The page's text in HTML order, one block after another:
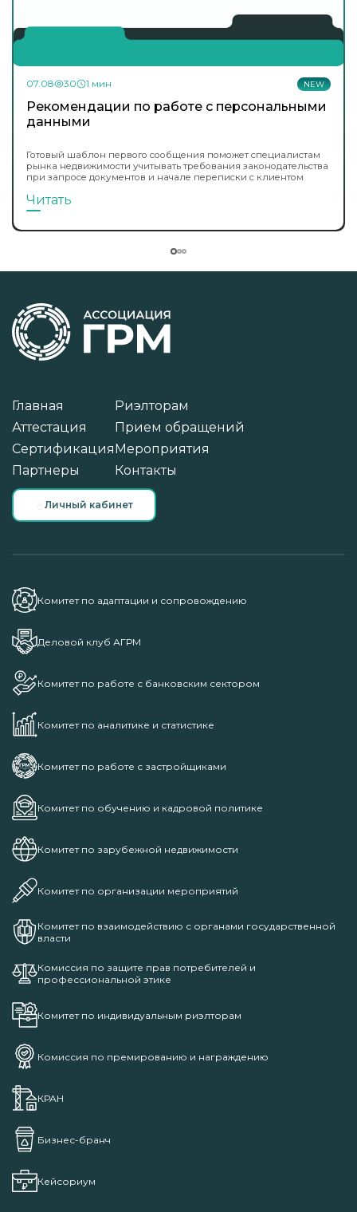
NEW
07.08 30 1 мин
Рекомендации по работе с персональными
данными
Готовый шаблон первого сообщения поможет специалистам
рынка недвижимости учитывать требования законодательства
при запросе документов и начале переписки с клиентом
Читать
Главная
Аттестация
Сертификация
Партнеры
Риэлторам
Прием обращений
Мероприятия
Контакты
Личный кабинет
Комитет по адаптации и сопровождению
Деловой клуб АГРМ
Комитет по работе с банковским сектором
Комитет по аналитике и статистике
Комитет по работе с застройщиками
Комитет по обучению и кадровой политике
Комитет по зарубежной недвижимости
Комитет по организации мероприятий
Комитет по взаимодействию с органами государственной
власти
Комиссия по защите прав потребителей и
профессиональной этике
Комитет по индивидуальным риэлторам
Комиссия по премированию и награждению
КРАН
Бизнес-бранч
Кейсориум